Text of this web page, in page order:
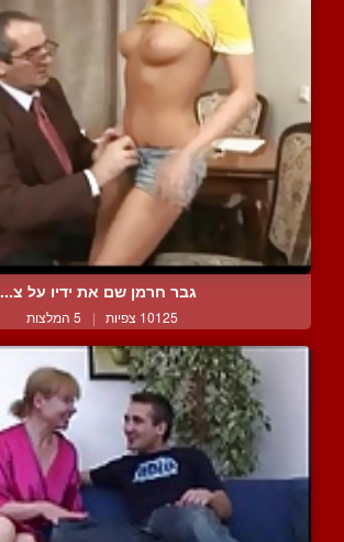
גבר חרמן שם את ידיו על צ...
10125 צפיות | 5 המלצות